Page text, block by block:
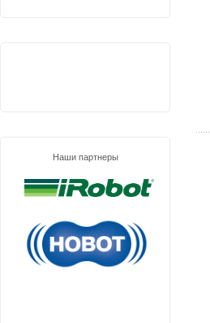
Наши партнеры